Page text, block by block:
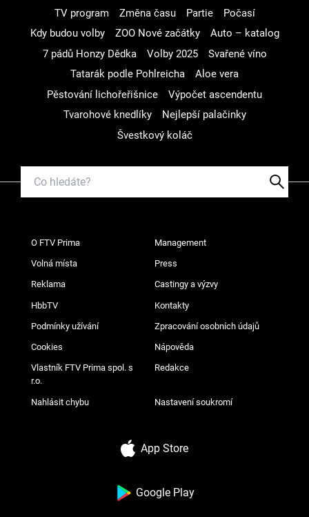
TV program
Změna času Partie
Počasí
Kdy budou volby
ZOO Nové začátky
Auto – katalog
7 pádů Honzy Dědka
Volby 2025
Svařené víno
Tatarák podle Pohlreicha
Aloe vera
Pěstování lichořeřišnice
Výpočet ascendentu
Tvarohové knedlíky
Nejlepší palačinky
Švestkový koláč
O FTV Prima Management
Volná místa Press
Reklama Castingy a výzvy
HbbTV Kontakty
Podmínky užívání Zpracování osobních údajů
Cookies Nápověda
Vlastník FTV Prima spol. s
r.o.
Redakce
Nahlásit chybu Nastavení soukromí
App Store
Google Play